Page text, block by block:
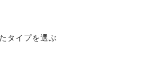
タイプを選ぶ